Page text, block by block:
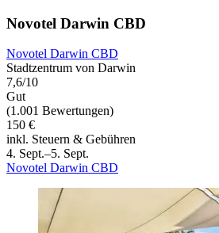
Novotel Darwin CBD
Novotel Darwin CBD
Stadtzentrum von Darwin
7,6/10
Gut
(1.001 Bewertungen)
150 €
inkl. Steuern & Gebühren
4. Sept.–5. Sept.
Novotel Darwin CBD